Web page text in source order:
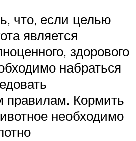
что, если целью
является
здорового
набраться
правилам. Кормить
необходимо